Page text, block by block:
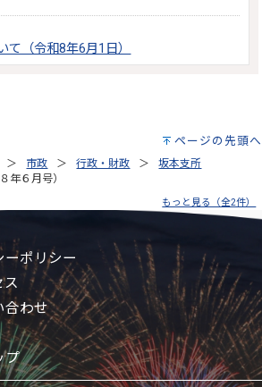
て（令和8年6月1日）
ページの先頭へ
市政 行政・財政
坂本支所
年６月号）
もっと見る（全2件）
ポリシー
ス
合わせ
プ